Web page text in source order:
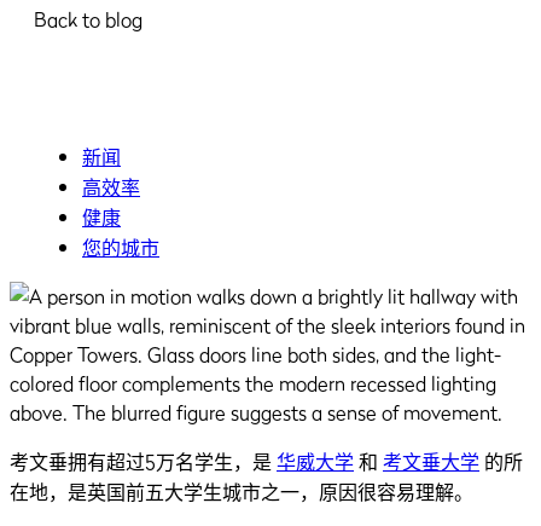
Back to blog
新闻
高效率
健康
您的城市
考文垂拥有超过5万名学生，是华威大学和 考文垂大学 的所
在地，是英国前五大学生城市之一，原因很容易理解。